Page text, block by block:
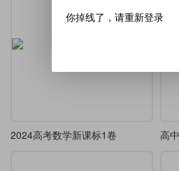
2024高考数学新课标1卷 高
你掉线了，请重新登录